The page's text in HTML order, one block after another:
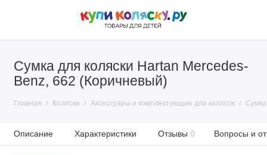
Сумка для коляски Hartan Mercedes-
Benz, 662 (Коричневый)
Главная Коляски Аксессуары и комплектующие для колясок
Описание Характеристики Отзывы 0 Вопросы и